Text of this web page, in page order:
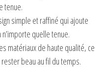
tenue.
simple et raffiné qui ajoute
quelle tenue.
matériaux de haute qualité, ce
beau au fil du temps.